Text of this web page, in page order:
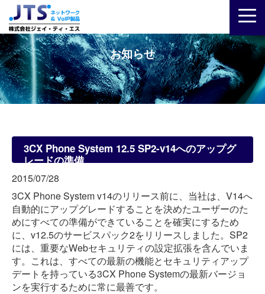
お知らせ
3CX Phone System 12.5 SP2-v14へのアップグ
レードの準備
2015/07/28
3CX Phone System v14のリリース前に、当社は、V14へ
自動的にアップグレードすることを決めたユーザーのた
めにすべての準備ができていることを確実にするため
に、v12.5のサービスパック2をリリースしました。SP2
には、重要なWebセキュリティの設定拡張を含んでいま
す。これは、すべての最新の機能とセキュリティアップ
デートを持っている3CX Phone Systemの最新バージョ
ンを実行するために常に最善です。